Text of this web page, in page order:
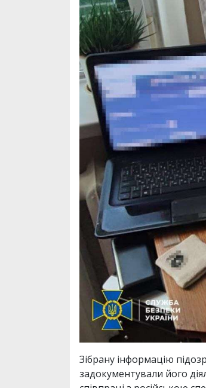
Зібрану інформацію
задокументували його